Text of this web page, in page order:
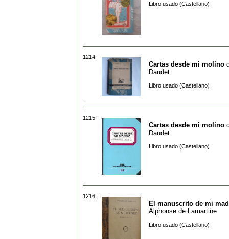
Libro usado (Castellano)
1214.
Cartas desde mi molino
Daudet
Libro usado (Castellano)
1215.
Cartas desde mi molino
Daudet
Libro usado (Castellano)
1216.
El manuscrito de mi
Alphonse de Lamartine
Libro usado (Castellano)